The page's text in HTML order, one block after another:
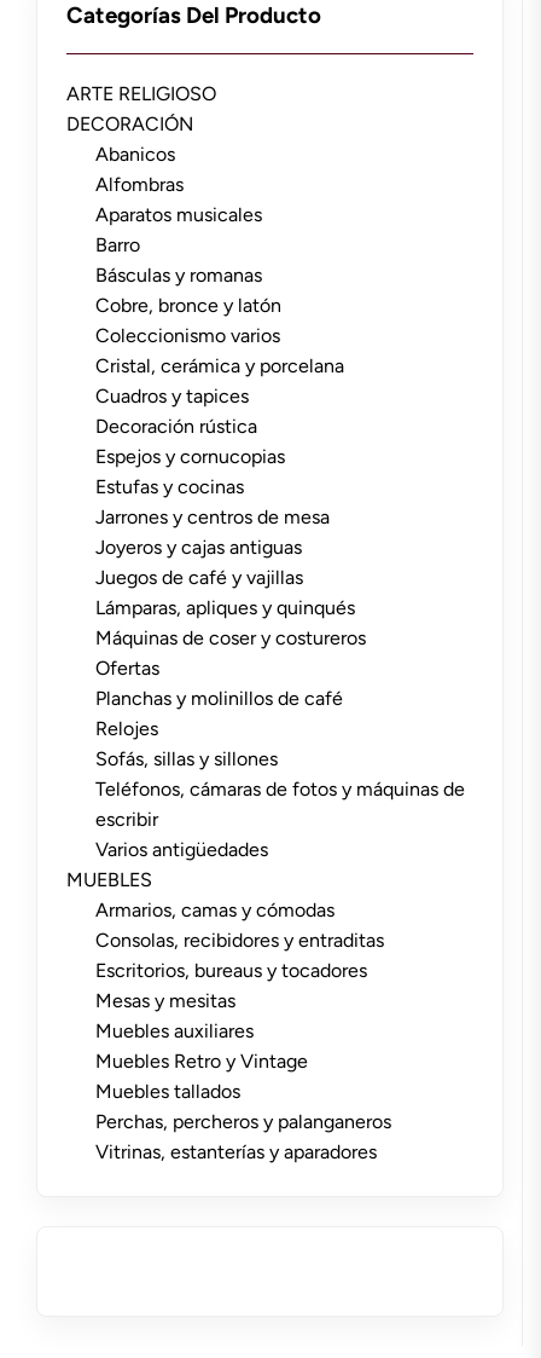
Categorías Del Producto
ARTE RELIGIOSO
DECORACIÓN
Abanicos
Alfombras
Aparatos musicales
Barro
Básculas y romanas
Cobre, bronce y latón
Coleccionismo varios
Cristal, cerámica y porcelana
Cuadros y tapices
Decoración rústica
Espejos y cornucopias
Estufas y cocinas
Jarrones y centros de mesa
Joyeros y cajas antiguas
Juegos de café y vajillas
Lámparas, apliques y quinqués
Máquinas de coser y costureros
Ofertas
Planchas y molinillos de café
Relojes
Sofás, sillas y sillones
Teléfonos, cámaras de fotos y máquinas de
escribir
Varios antigüedades
MUEBLES
Armarios, camas y cómodas
Consolas, recibidores y entraditas
Escritorios, bureaus y tocadores
Mesas y mesitas
Muebles auxiliares
Muebles Retro y Vintage
Muebles tallados
Perchas, percheros y palanganeros
Vitrinas, estanterías y aparadores